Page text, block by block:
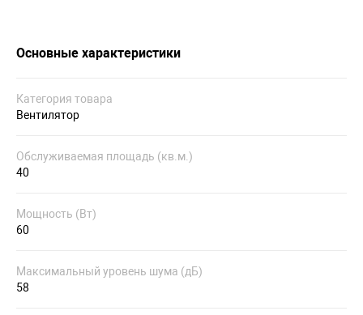
Основные характеристики
Категория товара
Вентилятор
Обслуживаемая площадь (кв.м.)
40
Мощность (Вт)
60
Максимальный уровень шума (дБ)
58